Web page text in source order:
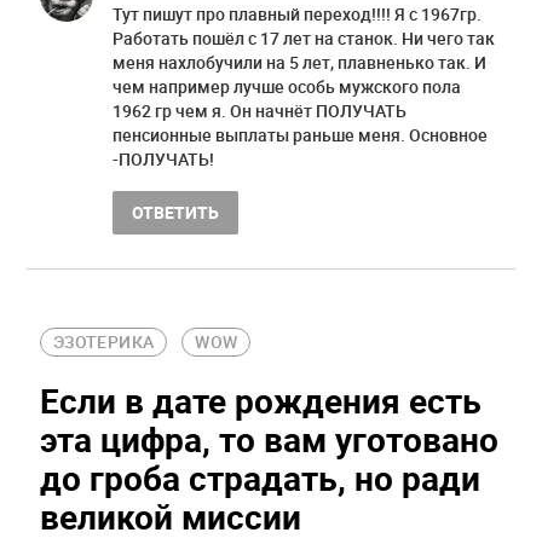
Тут пишут про плавный переход!!!! Я с 1967гр.
Работать пошёл с 17 лет на станок. Ни чего так
меня нахлобучили на 5 лет, плавненько так. И
чем например лучше особь мужского пола
1962 гр чем я. Он начнёт ПОЛУЧАТЬ
пенсионные выплаты раньше меня. Основное
-ПОЛУЧАТЬ!
ОТВЕТИТЬ
ЭЗОТЕРИКА WOW
Если в дате рождения есть
эта цифра, то вам уготовано
до гроба страдать, но ради
великой миссии